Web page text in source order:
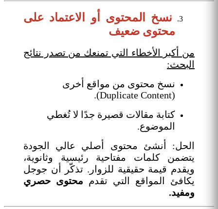
نسخ المحتوى أو الاعتماد على
محتوى ضعيف
من أكبر الأخطاء التي تمنعك من تصدر نتائج
البحث:
نسخ محتوى من مواقع أخرى
(Duplicate Content).
كتابة مقالات قصيرة جدًا لا تُغطي
الموضوع.
الحل: أنشئ محتوى أصلي عالي الجودة
يتضمن كلمات مفتاحية رئيسية وثانوية،
ويقدم قيمة حقيقية للزوار. تذكّر أن جوجل
يكافئ المواقع التي تقدم محتوى حصري
ومفيد.